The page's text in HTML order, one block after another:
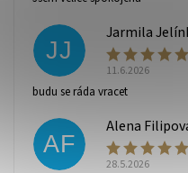
JJ
Jarmila
11.6.2026
budu se ráda vracet
AF
Alena
28.5.2026